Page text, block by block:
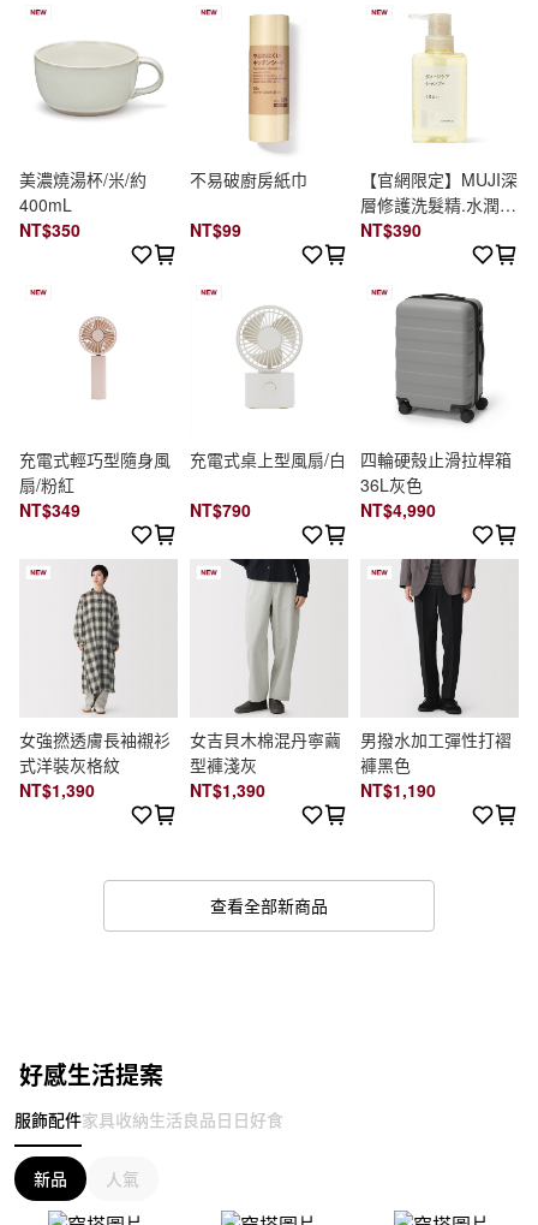
美濃燒湯杯/米/約
400mL
NT$350
不易破廚房紙巾
NT$99
【官網限定】MUJI深
層修護洗髮精.水潤保
濕/400ml
NT$390
充電式輕巧型隨身風
扇/粉紅
NT$349
充電式桌上型風扇/白
NT$790
四輪硬殼止滑拉桿箱
36L灰色
NT$4,990
女強撚透膚長袖襯衫
式洋裝灰格紋
NT$1,390
女吉貝木棉混丹寧繭
型褲淺灰
NT$1,390
男撥水加工彈性打褶
褲黑色
NT$1,190
查看全部新商品
好感生活提案
服飾配件家具收納生活良品日日好食
新品 人氣